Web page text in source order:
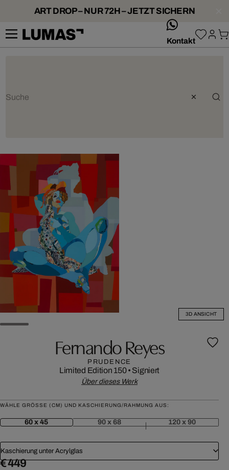
ART DROP – NUR 72H – JETZT SICHERN
Kontakt
3D ANSICHT
Fernando Reyes
PRUDENCE
Limited Edition 150• Signiert
Über dieses Werk
WÄHLE GRÖSSE (CM) UND KASCHIERUNG/RAHMUNG AUS:
60 x 45 90 x 68 120 x 90
Kaschierung unter Acrylglas
€ 449